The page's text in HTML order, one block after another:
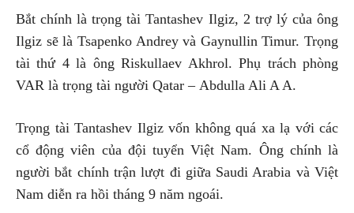
Bắt chính là trọng tài Tantashev Ilgiz, 2 trợ lý của ông
Ilgiz sẽ là Tsapenko Andrey và Gaynullin Timur. Trọng
tài thứ 4 là ông Riskullaev Akhrol. Phụ trách phòng
VAR là trọng tài người Qatar – Abdulla Ali A A.
Trọng tài Tantashev Ilgiz vốn không quá xa lạ với các
cổ động viên của đội tuyển Việt Nam. Ông chính là
người bắt chính trận lượt đi giữa Saudi Arabia và Việt
Nam diễn ra hồi tháng 9 năm ngoái.